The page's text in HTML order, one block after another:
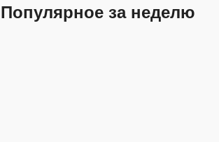
Популярное за неделю